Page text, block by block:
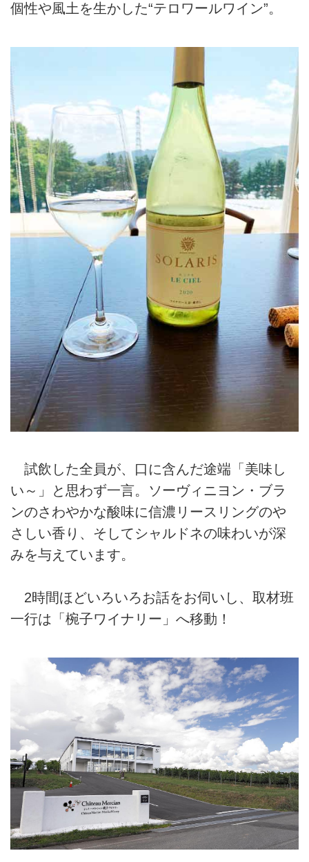
個性や風土を生かした“テロワールワイン”。
試飲した全員が、口に含んだ途端「美味し
い～」と思わず一言。ソーヴィニヨン・ブラ
ンのさわやかな酸味に信濃リースリングのや
さしい香り、そしてシャルドネの味わいが深
みを与えています。
2時間ほどいろいろお話をお伺いし、取材班
一行は「椀子ワイナリー」へ移動！